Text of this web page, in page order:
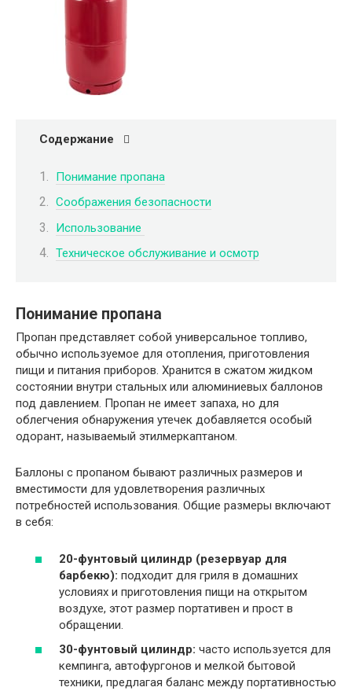
Содержание
Понимание пропана
Соображения безопасности
Использование
Техническое обслуживание и осмотр
Понимание пропана
Пропан представляет собой универсальное топливо,
обычно используемое для отопления, приготовления
пищи и питания приборов. Хранится в сжатом жидком
состоянии внутри стальных или алюминиевых баллонов
под давлением. Пропан не имеет запаха, но для
облегчения обнаружения утечек добавляется особый
одорант, называемый этилмеркаптаном.
Баллоны с пропаном бывают различных размеров и
вместимости для удовлетворения различных
потребностей использования. Общие размеры включают
в себя:
20-фунтовый цилиндр (резервуар для
барбекю): подходит для гриля в домашних
условиях и приготовления пищи на открытом
воздухе, этот размер портативен и прост в
обращении.
30-фунтовый цилиндр: часто используется для
кемпинга, автофургонов и мелкой бытовой
техники, предлагая баланс между портативностью